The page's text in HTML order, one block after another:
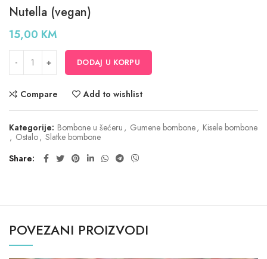
Nutella (vegan)
15,00 KM
DODAJ U KORPU
Compare Add to wishlist
Kategorije: Bombone u šećeru , Gumene bombone, Kisele bombone
, Ostalo, Slatke bombone
Share
POVEZANI PROIZVODI